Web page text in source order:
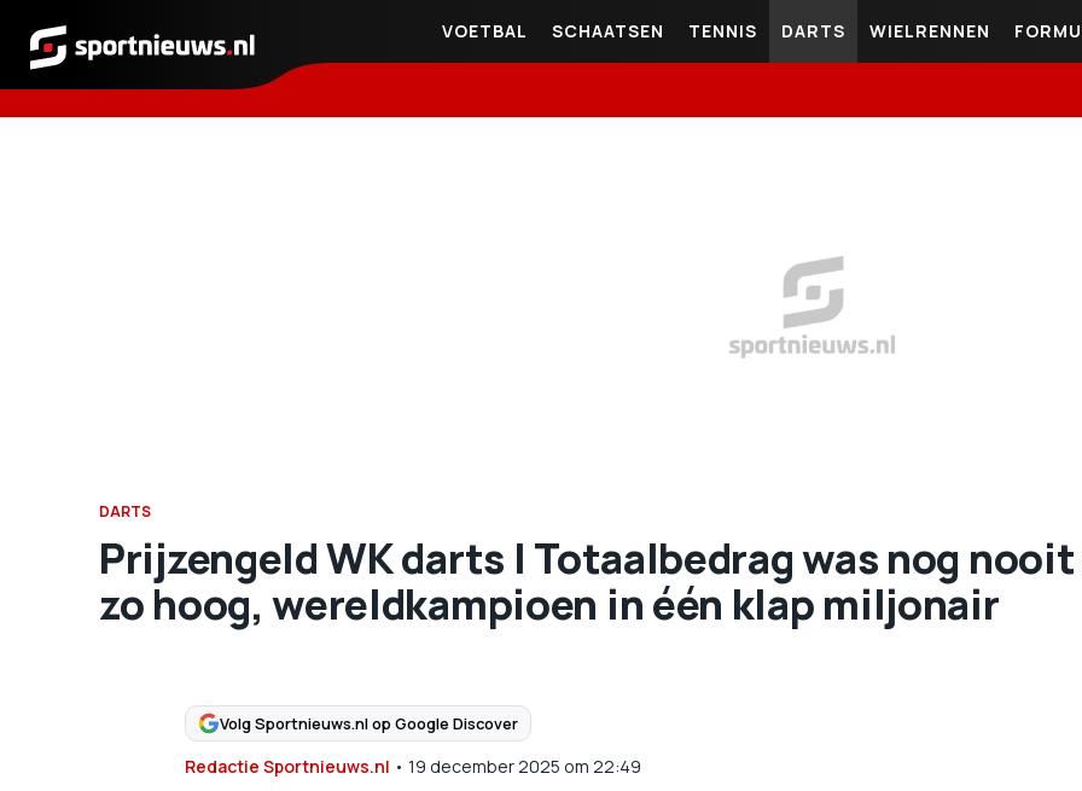
Sportnieuws.nl
VOETBAL SCHAATSEN TENNIS DARTS WIELRENNEN
DARTS
Prijzengeld WK darts | Totaalbedrag was nog nooit
zo hoog, wereldkampioen in één klap miljonair
Volg Sportnieuws.nl op Google Discover
Redactie Sportnieuws.nl • 19 december 2025 om 22:49